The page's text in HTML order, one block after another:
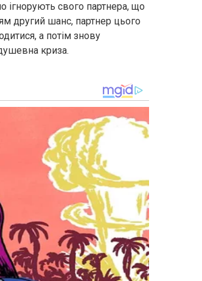
ігнорують свого партнера, що
другий шанс, партнер цього
а потім знову
криза.